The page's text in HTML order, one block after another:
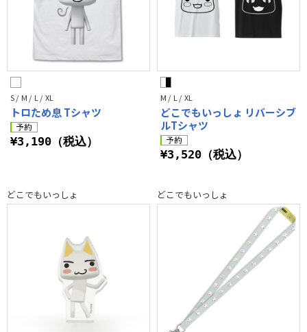
S / M / L / XL
トロため息 Tシャツ
¥3,190（税込）
M / L / XL
どこでもいっしょ リバーシブ
ルTシャツ
¥3,520（税込）
どこでもいっしょ どこでもいっしょ